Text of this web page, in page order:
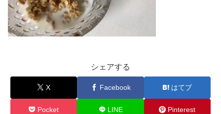
シェアする
X Facebook はてブ
Pocket LINE Pinterest